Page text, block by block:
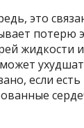
это
потерю
жидкости
если есть